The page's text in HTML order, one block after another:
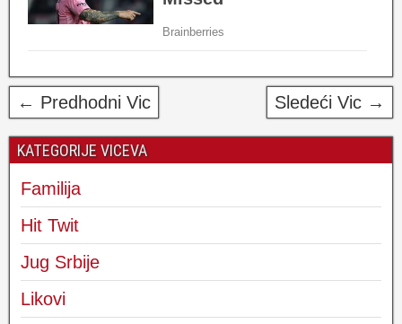
← Predhodni Vic Sledeći Vic →
KATEGORIJE VICEVA
Familija
Hit Twit
Jug Srbije
Likovi